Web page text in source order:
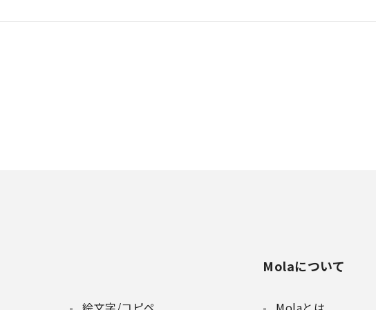
Molaについて